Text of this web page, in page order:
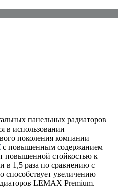
панельных радиаторов
в использовании
поколения компании
с повышенным содержанием
повышенной стойкостью к
в 1,5 раза по сравнению с
способствует увеличению
LEMAX Premium.